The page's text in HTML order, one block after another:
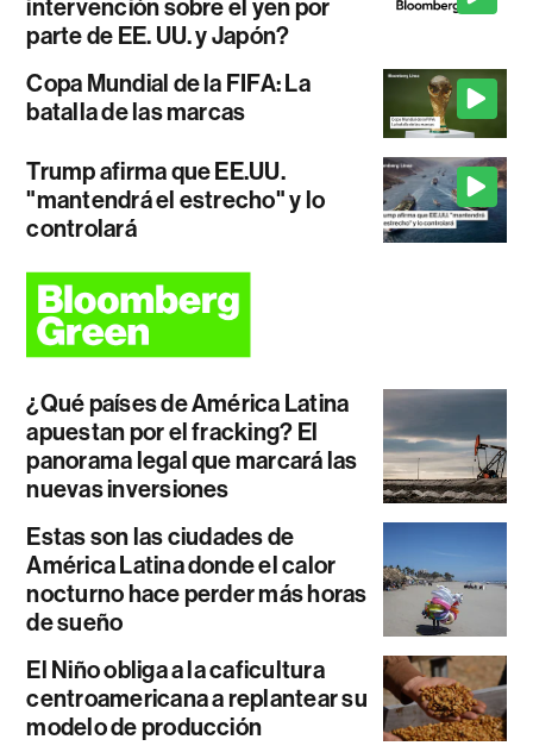
intervención sobre el yen por
parte de EE. UU. y Japón?
Copa Mundial de la FIFA: La
batalla de las marcas
Trump afirma que EE.UU.
"mantendrá el estrecho" y lo
controlará
¿Qué países de América Latina
apuestan por el fracking? El
panorama legal que marcará las
nuevas inversiones
Estas son las ciudades de
América Latina donde el calor
nocturno hace perder más horas
de sueño
El Niño obliga a la caficultura
centroamericana a replantear su
modelo de producción